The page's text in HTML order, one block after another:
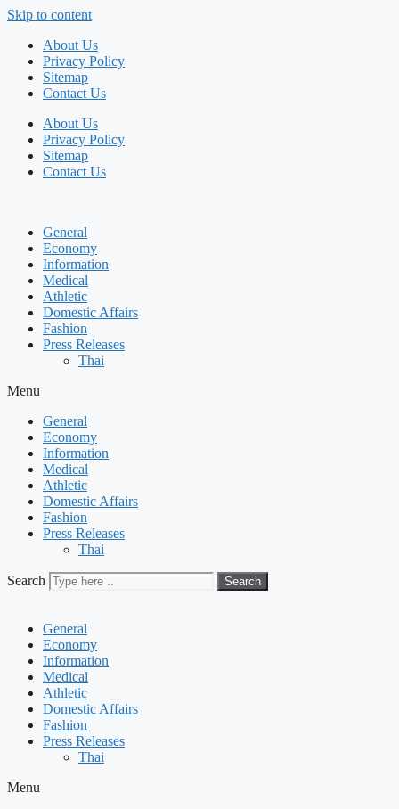
Skip to content
About Us
Privacy Policy
Sitemap
Contact Us
About Us
Privacy Policy
Sitemap
Contact Us
General
Economy
Information
Medical
Athletic
Domestic Affairs
Fashion
Press Releases
Thai
Menu
General
Economy
Information
Medical
Athletic
Domestic Affairs
Fashion
Press Releases
Thai
Search Search
General
Economy
Information
Medical
Athletic
Domestic Affairs
Fashion
Press Releases
Thai
Menu